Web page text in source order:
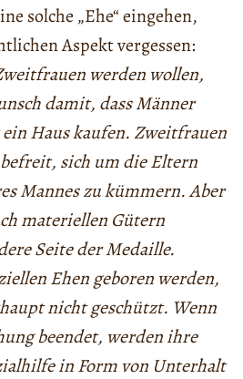
solche „Ehe“ eingehen,
Aspekt vergessen:
werden wollen,
damit, dass Männer
Haus kaufen. Zweitfrauen
sich um die Eltern
Mannes zu kümmern. Aber
materiellen Gütern
Seite der Medaille.
Ehen geboren werden,
nicht geschützt. Wenn
beendet, werden ihre
in Form von Unterhalt